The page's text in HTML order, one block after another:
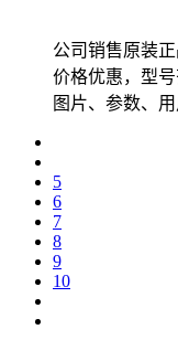
公司销售原装
价格优惠，型
图片、参数、
5
6
7
8
9
10